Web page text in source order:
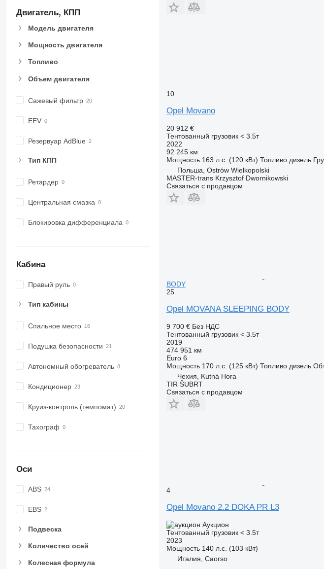
Двигатель, КПП
Модель двигателя
Мощность двигателя
Топливо
Объем двигателя
Сажевый фильтр
EEV
Резервуар AdBlue
Тип КПП
Ретардер
Центральная смазка
Блокировка дифференциала
Кабина
Правый руль
Тип кабины
Спальное место
Подушка безопасности
Автономный обогреватель
Кондиционер
Круиз-контроль (темпомат)
Тахограф
Оси
ABS
EBS
Подвеска
Количество осей
Колесная формула
10
Opel Movano
20 912 €
Тентованный грузовик < 3.5т
2022
92 245 км
Мощность 163 л.с. (120 кВт) Топливо дизель
Польша, Ostrów Wielkopolski
MASTER-trans Krzysztof Dwornikowski
Связаться с продавцом
BODY
25
Opel MOVANA SLEEPING BODY
9 700 € Без НДС
Тентованный грузовик < 3.5т
2019
474 951 км
Euro 6
Мощность 170 л.с. (125 кВт) Топливо дизель
Чехия, Kutná Hora
TIR ŠUBRT
Связаться с продавцом
4
Opel Movano 2.2 DOKA PR L3
Аукцион
Тентованный грузовик < 3.5т
2023
Мощность 140 л.с. (103 кВт)
Италия, Caorso